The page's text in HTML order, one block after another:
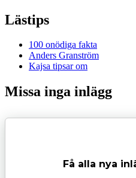
Lästips
100 onödiga fakta
Anders Granström
Kajsa tipsar om
Missa inga inlägg
Få alla nya